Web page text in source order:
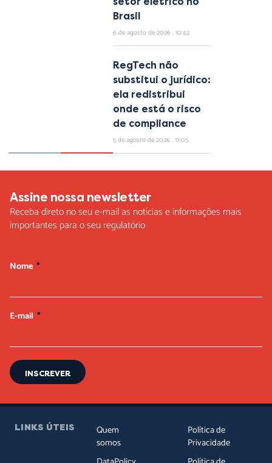
Brasil
6 de agosto de 2026 10:42
RegTech não
substitui o jurídico:
ela redistribui
onde está o risco
de compliance
5 de agosto de 2026 17:05
Assine nossa newsletter
Receba direto no seu e-mail as notícias e informações mais
importantes para o seu regulatório
Nome
E-mail
INSCREVER
LINKS ÚTEIS
Quem
somos
Política de
Privacidade